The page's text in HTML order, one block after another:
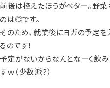
前後は控えたほうがベター。野
のは◎です。
そのため、就業後にヨガの予定
るのです！
予定がないからなんとなーく飲
すｗ（少数派？）